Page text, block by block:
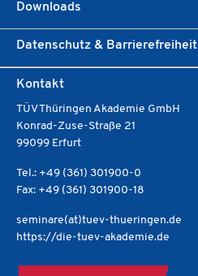
Downloads
Datenschutz & Barrierefreiheit
Kontakt
TÜV Thüringen Akademie GmbH
Konrad-Zuse-Straße 21
99099 Erfurt
Tel.: +49 (361) 301900-0
Fax: +49 (361) 301900-18
seminare(at)tuev-thueringen.de
https://die-tuev-akademie.de